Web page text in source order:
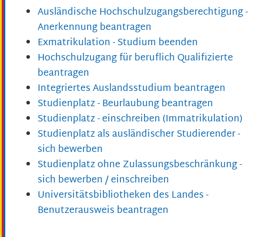
Ausländische Hochschulzugangsberechtigung -
Anerkennung beantragen
Exmatrikulation - Studium beenden
Hochschulzugang für beruflich Qualifizierte
beantragen
Integriertes Auslandsstudium beantragen
Studienplatz - Beurlaubung beantragen
Studienplatz - einschreiben (Immatrikulation)
Studienplatz als ausländischer Studierender -
sich bewerben
Studienplatz ohne Zulassungsbeschränkung -
sich bewerben / einschreiben
Universitätsbibliotheken des Landes -
Benutzerausweis beantragen